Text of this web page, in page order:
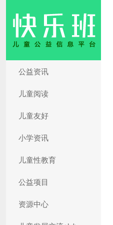
公益资讯
儿童阅读
儿童友好
小学资讯
儿童性教育
公益项目
资源中心